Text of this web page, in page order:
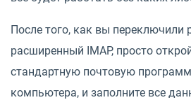
После того, как вы
расширенный IMAP, просто
стандартную почтовую
компьютера, и заполните все